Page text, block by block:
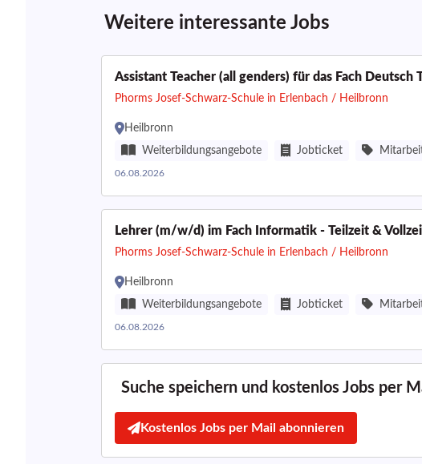
Weitere interessante Jobs
Assistant Teacher (all genders) für das Fach Deutsch
Phorms Josef-Schwarz-Schule in Erlenbach / Heilbronn
Heilbronn
Weiterbildungsangebote
Jobticket
06.08.2026
Lehrer (m/w/d) im Fach Informatik - Teilzeit &
Phorms Josef-Schwarz-Schule in Erlenbach / Heilbronn
Heilbronn
Weiterbildungsangebote
Jobticket
06.08.2026
Suche speichern und kostenlos Jobs per
Kostenlos Jobs per Mail abonnieren